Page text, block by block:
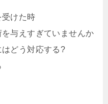
けた時
与えすぎていませんか
どう対応する?